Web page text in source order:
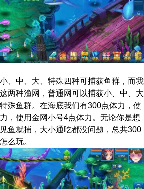
、中、大、特殊四种可捕获鱼群，而我
两种渔网，普通网可以捕获小、中、大
殊鱼群。在海底我们有300点体力，使
，使用金网小号4点体力。无论你是想
鱼就捕，大小通吃都没问题，总共300
么玩。